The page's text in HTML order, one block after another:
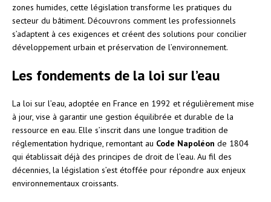
zones humides, cette législation transforme les pratiques du
secteur du bâtiment. Découvrons comment les professionnels
s’adaptent à ces exigences et créent des solutions pour concilier
développement urbain et préservation de l’environnement.
Les fondements de la loi sur l’eau
La loi sur l’eau, adoptée en France en 1992 et régulièrement mise
à jour, vise à garantir une gestion équilibrée et durable de la
ressource en eau. Elle s’inscrit dans une longue tradition de
réglementation hydrique, remontant au Code Napoléon de 1804
qui établissait déjà des principes de droit de l’eau. Au fil des
décennies, la législation s’est étoffée pour répondre aux enjeux
environnementaux croissants.